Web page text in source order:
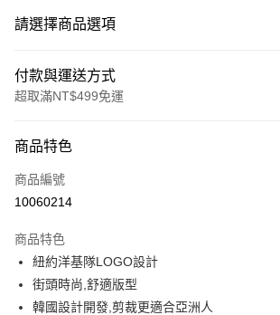
請選擇商品選項
付款與運送方式
超取滿NT$499免運
信用卡一次付款
超商取貨付款
Apple Pay
街口支付
商品特色
商品編號
10060214
商品特色
紐約洋基隊LOGO設計
街頭時尚,舒適版型
韓國設計開發,剪裁更適合亞洲人